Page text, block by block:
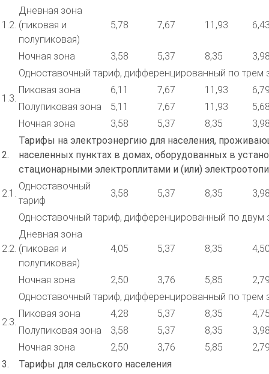
1.2.
Дневная зона
(пиковая и
полупиковая)
5,78 7,67 11,93
Ночная зона 3,58 5,37 8,35
1.3.
Одноставочный тариф, дифференцированный по трем
Пиковая зона
6,11 7,67 11,93
Полупиковая зона
5,11 7,67 11,93
Ночная зона
3,58 5,37 8,35
2.
Тарифы на электроэнергию для населения,
населенных пунктах в домах, оборудованных в
стационарными электроплитами и (или)
2.1.
Одноставочный
тариф
3,58 5,37 8,35
2.2.
Одноставочный тариф, дифференцированный по двум
Дневная зона
(пиковая и
полупиковая)
4,05 5,37 8,35
Ночная зона 2,50 3,76 5,85
2.3.
Одноставочный тариф, дифференцированный по трем
Пиковая зона
4,28 5,37 8,35
Полупиковая зона
3,58 5,37 8,35
Ночная зона
2,50 3,76 5,85
3.
Тарифы для сельского населения